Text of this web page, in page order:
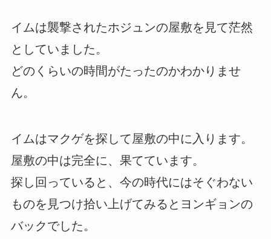
イムは襲撃されたホジュンの屋敷を見て茫然
としていました。
どのくらいの時間がたったのかわかりませ
ん。
イムはマクゲを探して屋敷の中に入ります。
屋敷の中は完全に、果てています。
探し回っていると、今の時代にはそぐわない
ものを見つけ拾い上げてみるとヨンギョンの
バックでした。